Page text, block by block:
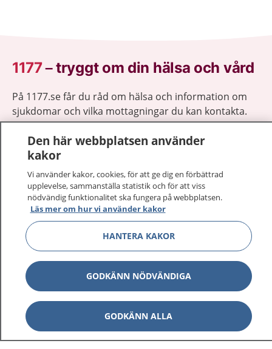
1177–tryggt om din hälsa och vård
På 1177.se får du råd om hälsa och information om
sjukdomar och vilka mottagningar du kan kontakta.
Logga in för att läsa din journal och göra dina
vårdärenden. Ring telefonnummer 1177 för
sjukvårdsrådgivning dygnet runt.
1177 ger dig råd när du vill må bättre.
1177 på flera språk Visa
Om 1177 Visa
Kontakt Visa
Den här webbplatsen använder
kakor
Vi använder kakor, cookies, för att ge dig en förbättrad
upplevelse, sammanställa statistik och för att viss
nödvändig funktionalitet ska fungera på webbplatsen.
Läs mer om hur vi använder kakor
HANTERA KAKOR
GODKÄNN NÖDVÄNDIGA
GODKÄNN ALLA